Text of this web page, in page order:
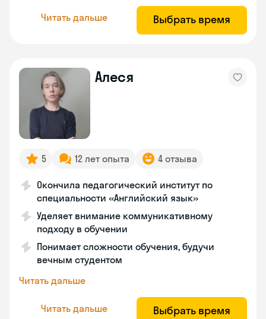
Читать дальше Выбрать время
Алеся
5 12 лет опыта 4 отзыва
Окончила педагогический институт по
специальности «Английский язык»
Уделяет внимание коммуникативному
подходу в обучении
Понимает сложности обучения, будучи
вечным студентом
Читать дальше
Читать дальше Выбрать время